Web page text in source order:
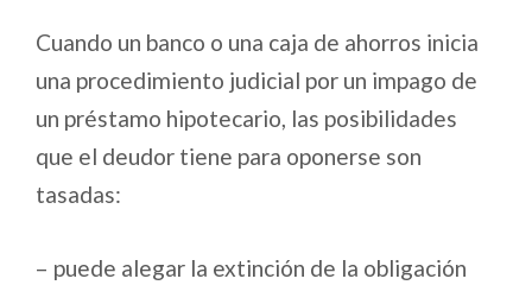
Cuando un banco o una caja de ahorros inicia
una procedimiento judicial por un impago de
un préstamo hipotecario, las posibilidades
que el deudor tiene para oponerse son
tasadas:
– puede alegar la extinción de la obligación